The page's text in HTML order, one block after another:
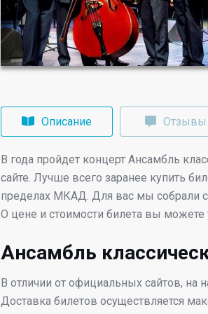
Описание Отзывы
В года пройдет концерт Ансамбль
сайте. Лучше всего заранее купить
пределах МКАД. Для вас мы собрали
О цене и стоимости билета вы
Ансамбль
В отличии от официальных сайтов, на
Доставка билетов осуществляется